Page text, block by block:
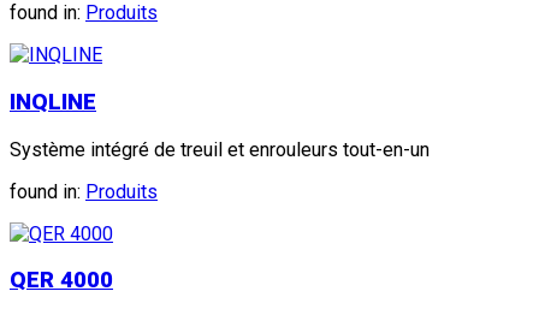
found in: Produits
INQLINE
Système intégré de treuil et enrouleurs tout-en-un
found in: Produits
QER 4000